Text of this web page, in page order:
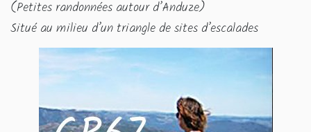
(Petites randonnées autour d’Anduze)
Situé au milieu d’un triangle de sites d’escalades